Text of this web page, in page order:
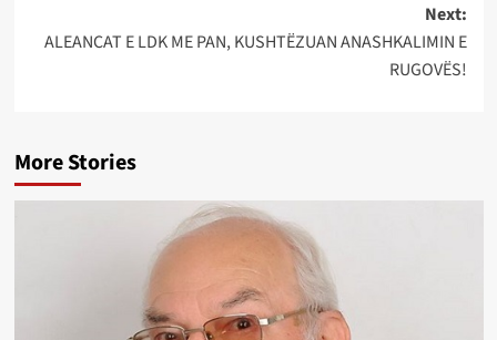
Next:
ALEANCAT E LDK ME PAN, KUSHTËZUAN ANASHKALIMIN E
RUGOVËS!
More Stories